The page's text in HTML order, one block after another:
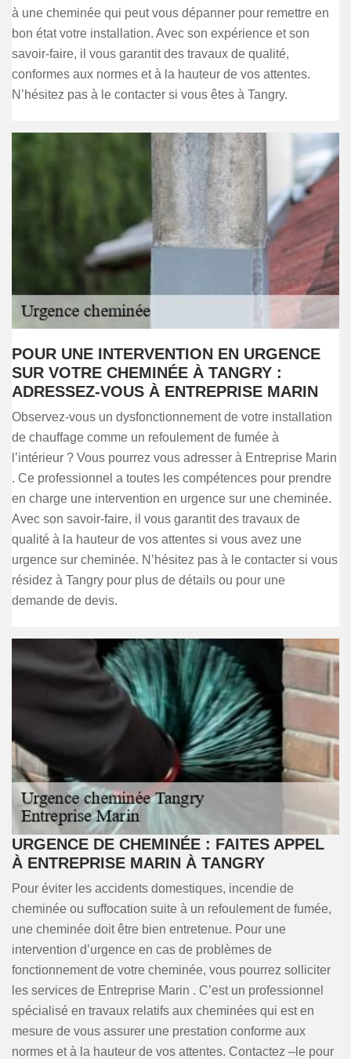
à une cheminée qui peut vous dépanner pour remettre en
bon état votre installation. Avec son expérience et son
savoir-faire, il vous garantit des travaux de qualité,
conformes aux normes et à la hauteur de vos attentes.
N’hésitez pas à le contacter si vous êtes à Tangry.
POUR UNE INTERVENTION EN URGENCE
SUR VOTRE CHEMINÉE À TANGRY :
ADRESSEZ-VOUS À ENTREPRISE MARIN
Observez-vous un dysfonctionnement de votre installation
de chauffage comme un refoulement de fumée à
l’intérieur ? Vous pourrez vous adresser à Entreprise Marin
. Ce professionnel a toutes les compétences pour prendre
en charge une intervention en urgence sur une cheminée.
Avec son savoir-faire, il vous garantit des travaux de
qualité à la hauteur de vos attentes si vous avez une
urgence sur cheminée. N’hésitez pas à le contacter si vous
résidez à Tangry pour plus de détails ou pour une
demande de devis.
URGENCE DE CHEMINÉE : FAITES APPEL
À ENTREPRISE MARIN À TANGRY
Pour éviter les accidents domestiques, incendie de
cheminée ou suffocation suite à un refoulement de fumée,
une cheminée doit être bien entretenue. Pour une
intervention d’urgence en cas de problèmes de
fonctionnement de votre cheminée, vous pourrez solliciter
les services de Entreprise Marin . C’est un professionnel
spécialisé en travaux relatifs aux cheminées qui est en
mesure de vous assurer une prestation conforme aux
normes et à la hauteur de vos attentes. Contactez –le pour